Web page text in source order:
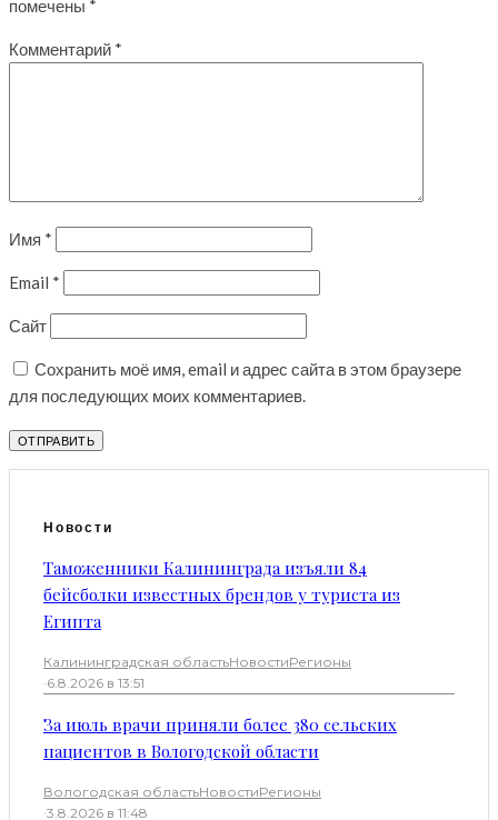
помечены *
Комментарий *
Имя *
Email *
Сайт
Сохранить моё имя, email и адрес сайта в этом браузере
для последующих моих комментариев.
Новости
Таможенники Калининграда изъяли 84
бейсболки известных брендов у туриста из
Египта
Калининградская областьНовостиРегионы
·6.8.2026 в 13:51
За июль врачи приняли более 380 сельских
пациентов в Вологодской области
Вологодская областьНовостиРегионы
·3.8.2026 в 11:48